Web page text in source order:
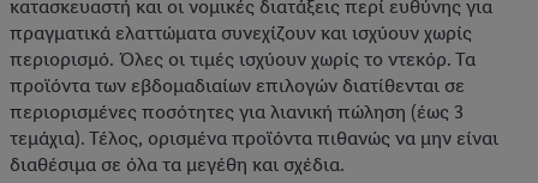
κατασκευαστή και οι νομικές διατάξεις περί ευθύνης για
πραγματικά ελαττώματα συνεχίζουν και ισχύουν χωρίς
περιορισμό. Όλες οι τιμές ισχύουν χωρίς το ντεκόρ. Τα
προϊόντα των εβδομαδιαίων επιλογών διατίθενται σε
περιορισμένες ποσότητες για λιανική πώληση (έως 3
τεμάχια). Τέλος, ορισμένα προϊόντα πιθανώς να μην είναι
διαθέσιμα σε όλα τα μεγέθη και σχέδια.